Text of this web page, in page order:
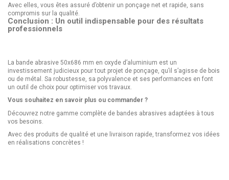
Avec elles, vous êtes assuré d’obtenir un ponçage net et rapide, sans
compromis sur la qualité.
Conclusion : Un outil indispensable pour des résultats
professionnels
La bande abrasive 50x686 mm en oxyde d’aluminium est un
investissement judicieux pour tout projet de ponçage, qu’il s’agisse de bois
ou de métal. Sa robustesse, sa polyvalence et ses performances en font
un outil de choix pour optimiser vos travaux.
Vous souhaitez en savoir plus ou commander ?
Découvrez notre gamme complète de bandes abrasives adaptées à tous
vos besoins.
Avec des produits de qualité et une livraison rapide, transformez vos idées
en réalisations concrètes !